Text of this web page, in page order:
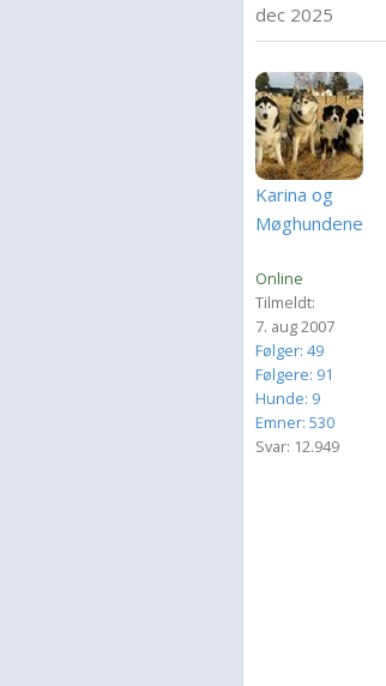
dec 2025
Karina og
Møghundene
Online
Tilmeldt:
7. aug 2007
Følger: 49
Følgere: 91
Hunde: 9
Emner: 530
Svar: 12.949